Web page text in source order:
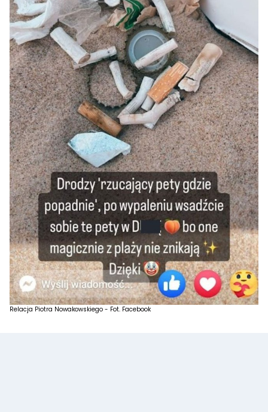
Relacja Piotra Nowakowskiego - Fot. Facebook